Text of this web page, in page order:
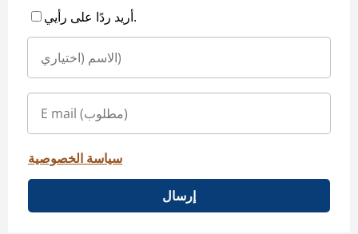
أريد ردًا على رأيي.
سياسة الخصوصية
إرسال